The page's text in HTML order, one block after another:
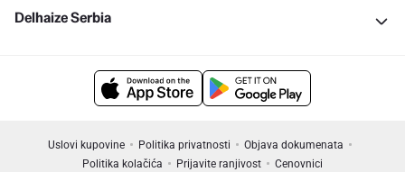
Delhaize Serbia
Uslovi kupovine Politika privatnosti
Objava dokumenata
Politika kolačića
Prijavite ranjivost
Cenovnici